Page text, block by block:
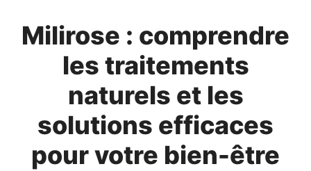
Milirose : comprendre
les traitements
naturels et les
solutions efficaces
pour votre bien-être